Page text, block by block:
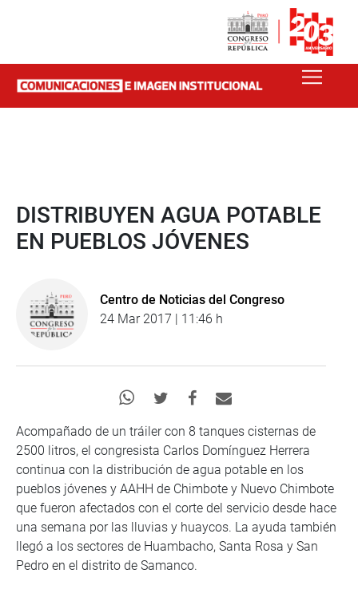
DISTRIBUYEN AGUA POTABLE
EN PUEBLOS JÓVENES
Centro de Noticias del Congreso
24 Mar 2017 | 11:46 h
Acompañado de un tráiler con 8 tanques cisternas de
2500 litros, el congresista Carlos Domínguez Herrera
continua con la distribución de agua potable en los
pueblos jóvenes y AAHH de Chimbote y Nuevo Chimbote
que fueron afectados con el corte del servicio desde hace
una semana por las lluvias y huaycos. La ayuda también
llegó a los sectores de Huambacho, Santa Rosa y San
Pedro en el distrito de Samanco.